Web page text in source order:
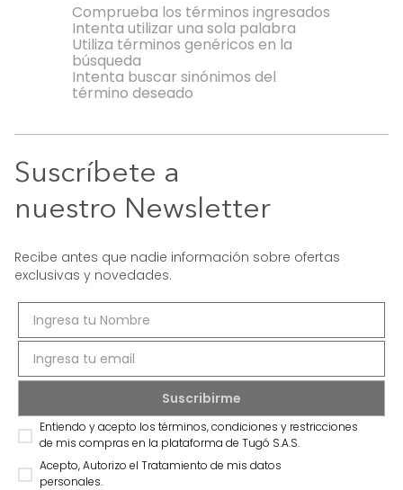
Comprueba los términos ingresados
Intenta utilizar una sola palabra
Utiliza términos genéricos en la
búsqueda
Intenta buscar sinónimos del
término deseado
Suscríbete a
nuestro Newsletter
Recibe antes que nadie información sobre ofertas
exclusivas y novedades.
Entiendo y acepto los términos, condiciones y restricciones
de mis compras en la plataforma de Tugó S.A.S.
Acepto, Autorizo el Tratamiento de mis datos
personales.
Cama
Mesa Centro
Mesa Noche